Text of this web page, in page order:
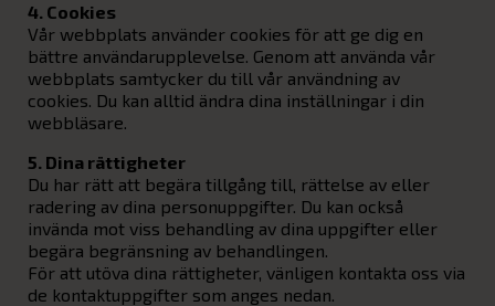
4. Cookies
Vår webbplats använder cookies för att ge dig en
bättre användarupplevelse. Genom att använda vår
webbplats samtycker du till vår användning av
cookies. Du kan alltid ändra dina inställningar i din
webbläsare.
5. Dina rättigheter
Du har rätt att begära tillgång till, rättelse av eller
radering av dina personuppgifter. Du kan också
invända mot viss behandling av dina uppgifter eller
begära begränsning av behandlingen.
För att utöva dina rättigheter, vänligen kontakta oss via
de kontaktuppgifter som anges nedan.